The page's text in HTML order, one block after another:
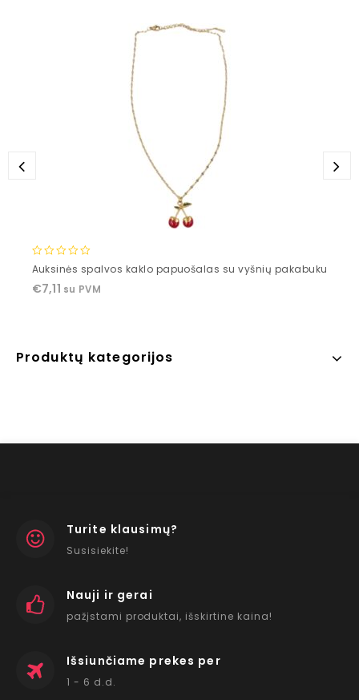
0
of
Auksinės spalvos kaklo papuošalas su vyšnių pakabuku
€7,11 su PVM
Produktų kategorijos
Turite klausimų?
Susisiekite!
Nauji ir gerai
pažįstami produktai, išskirtine kaina!
Išsiunčiame prekes per
1 - 6 d.d.